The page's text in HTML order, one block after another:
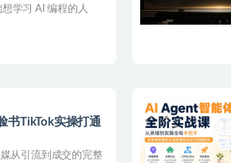
学习 AI 编程的人
书TikTok实操打通
从引流到成交的完整